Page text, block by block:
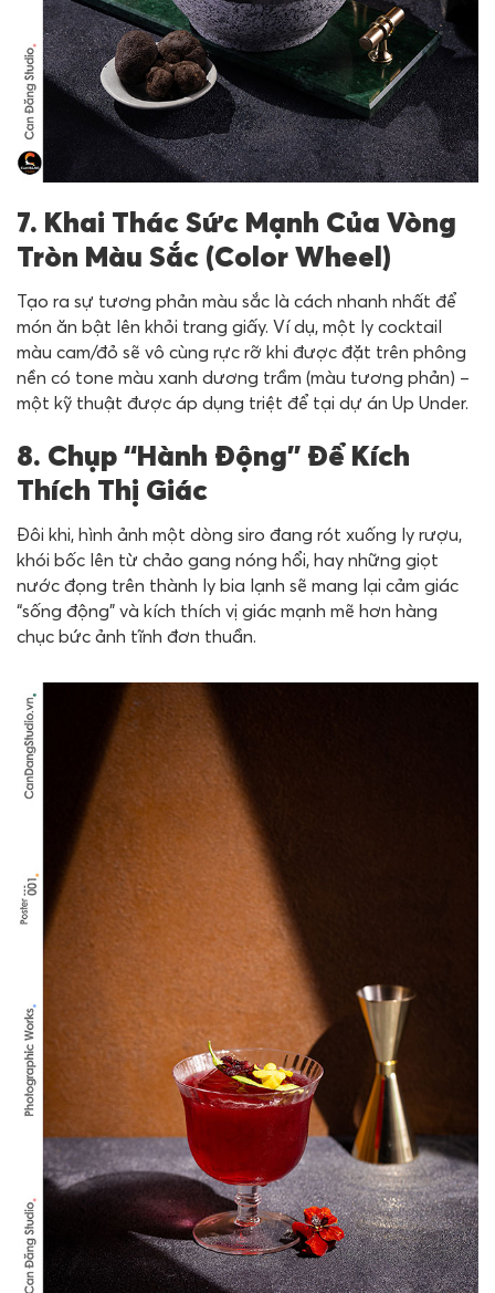
7. Khai Thác Sức Mạnh Của Vòng
Tròn Màu Sắc (Color Wheel)
Tạo ra sự tương phản màu sắc là cách nhanh nhất để
món ăn bật lên khỏi trang giấy. Ví dụ, một ly cocktail
màu cam/đỏ sẽ vô cùng rực rỡ khi được đặt trên phông
nền có tone màu xanh dương trầm (màu tương phản) –
một kỹ thuật được áp dụng triệt để tại dự án Up Under.
8. Chụp “Hành Động” Để Kích
Thích Thị Giác
Đôi khi, hình ảnh một dòng siro đang rót xuống ly rượu,
khói bốc lên từ chảo gang nóng hổi, hay những giọt
nước đọng trên thành ly bia lạnh sẽ mang lại cảm giác
“sống động” và kích thích vị giác mạnh mẽ hơn hàng
chục bức ảnh tĩnh đơn thuần.